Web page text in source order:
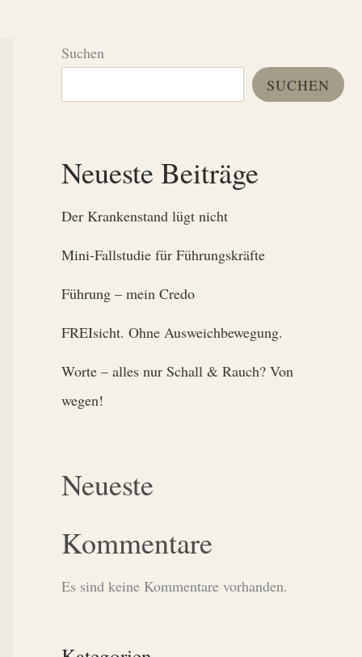
Suchen
SUCHEN
Neueste Beiträge
Der Krankenstand lügt nicht
Mini-Fallstudie für Führungskräfte
Führung – mein Credo
FREIsicht. Ohne Ausweichbewegung.
Worte – alles nur Schall & Rauch? Von
wegen!
Neueste
Kommentare
Es sind keine Kommentare vorhanden.